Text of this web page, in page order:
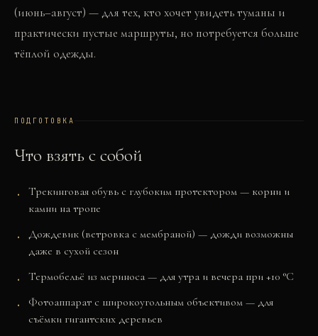
(июнь–август) — для тех, кто хочет увидеть туманы и
практически пустые маршруты, но потребуется больше
тёплой одежды.
ПОДГОТОВКА
Что взять с собой
Трекинговая обувь с глубоким протектором — корни и
камни на тропе
Дождевик (ветровка с мембраной) — дожди возможны
даже в сухой сезон
Термобельё из мериноса — для утра и вечера при +10 °C
Фотоаппарат с широкоугольным объективом — для
съёмки гигантских деревьев